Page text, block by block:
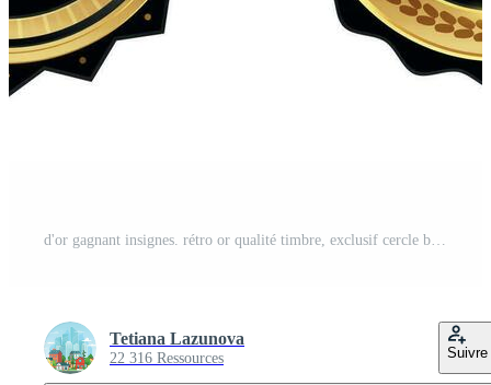
d'or gagnant insignes. rétro or qualité timbre, exclusif cercle badge et héraldique prix vecteur illustration ensemble Vecteur Pro
Tetiana Lazunova
22 316 Ressources Suivre